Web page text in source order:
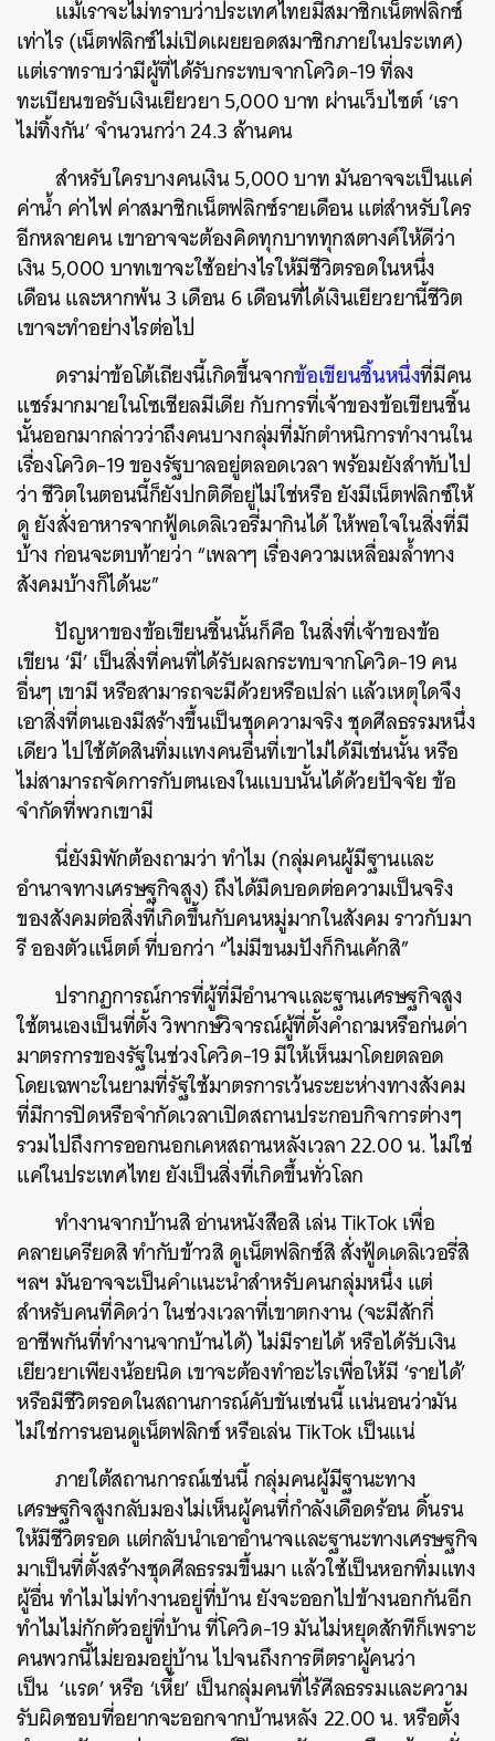
แม้เราจะไม่ทราบว่าประเทศไทยมีสมาชิกเน็ตฟลิกซ์
เท่าไร(เน็ตฟลิกซ์ไม่เปิดเผยยอดสมาชิกภายในประเทศ)
แต่เราทราบว่ามีผู้ที่ได้รับกระทบจากโควิด-19ที่ลง
ทะเบียนขอรับเงินเยียวยา5,000บาท ผ่านเว็บไซต์‘เรา
ไม่ทิ้งกัน’จำนวนกว่า24.3ล้านคน
สำหรับใครบางคนเงิน5,000บาทมันอาจจะเป็นแค่
ค่าน้ำ ค่าไฟค่าสมาชิกเน็ตฟลิกซ์รายเดือนแต่สำหรับใคร
อีกหลายคนเขาอาจจะต้องคิดทุกบาททุกสตางค์ให้ดีว่า
เงิน5,000บาทเขาจะใช้อย่างไรให้มีชีวิตรอดในหนึ่ง
เดือนและหากพ้น3เดือน 6 เดือนที่ได้เงินเยียวยานี้ชีวิต
เขาจะทำอย่างไรต่อไป
ดราม่าข้อโต้เถียงนี้เกิดขึ้นจากข้อเขียนชิ้นหนึ่งที่มีคน
แชร์มากมายในโซเชียลมีเดียกับการที่เจ้าของข้อเขียนชิ้น
นั้นออกมากล่าวว่าถึงคนบางกลุ่มที่มักตำหนิการทำงานใน
เรื่องโควิด-19ของรัฐบาลอยู่ตลอดเวลาพร้อมยังสำทับไป
ว่าชีวิตในตอนนี้ก็ยังปกติดีอยู่ไม่ใช่หรือยังมีเน็ตฟลิกซ์ให้
ดูยังสั่งอาหารจากฟู้ดเดลิเวอรี่มากินได้ให้พอใจในสิ่งที่มี
บ้าง ก่อนจะตบท้ายว่า“เพลาๆ เรื่องความเหลื่อมล้ำทาง
สังคมบ้างก็ได้นะ”
ปัญหาของข้อเขียนชิ้นนั้นก็คือในสิ่งที่เจ้าของข้อ
เขียน‘มี’เป็นสิ่งที่คนที่ได้รับผลกระทบจากโควิด-19คน
อื่นๆ เขามีหรือสามารถจะมีด้วยหรือเปล่าแล้วเหตุใดจึง
เอาสิ่งที่ตนเองมีสร้างขึ้นเป็นชุดความจริงชุดศีลธรรมหนึ่ง
เดียวไปใช้ตัดสินทิ่มแทงคนอื่นที่เขาไม่ได้มีเช่นนั้นหรือ
ไม่สามารถจัดการกับตนเองในแบบนั้นได้ด้วยปัจจัย ข้อ
จำกัดที่พวกเขามี
นี่ยังมิพักต้องถามว่าทำไม(กลุ่มคนผู้มีฐานและ
อำนาจทางเศรษฐกิจสูง)ถึงได้มืดบอดต่อความเป็นจริง
ของสังคมต่อสิ่งที่เกิดขึ้นกับคนหมู่มากในสังคมราวกับมา
รีอองตัวแน็ตต์ที่บอกว่า“ไม่มีขนมปังก็กินเค้กสิ”
ปรากฏการณ์การที่ผู้ที่มีอำนาจและฐานเศรษฐกิจสูง
ใช้ตนเองเป็นที่ตั้งวิพากษ์วิจารณ์ผู้ที่ตั้งคำถามหรือก่นด่า
มาตรการของรัฐในช่วงโควิด-19 มีให้เห็นมาโดยตลอด
โดยเฉพาะในยามที่รัฐใช้มาตรการเว้นระยะห่างทางสังคม
ที่มีการปิดหรือจำกัดเวลาเปิดสถานประกอบกิจการต่างๆ
รวมไปถึงการออกนอกเคหสถานหลังเวลา22.00น.ไม่ใช่
แค่ในประเทศไทยยังเป็นสิ่งที่เกิดขึ้นทั่วโลก
ทำงานจากบ้านสิอ่านหนังสือสิเล่นTikTokเพื่อ
คลายเครียดสิทำกับข้าวสิดูเน็ตฟลิกซ์สิสั่งฟู้ดเดลิเวอรี่สิ
ฯลฯ มันอาจจะเป็นคำแนะนำสำหรับคนกลุ่มหนึ่งแต่
สำหรับคนที่คิดว่าในช่วงเวลาที่เขาตกงาน(จะมีสักกี่
อาชีพกันที่ทำงานจากบ้านได้)ไม่มีรายได้หรือได้รับเงิน
เยียวยาเพียงน้อยนิดเขาจะต้องทำอะไรเพื่อให้มี‘รายได้’
หรือมีชีวิตรอดในสถานการณ์คับขันเช่นนี้แน่นอนว่ามัน
ไม่ใช่การนอนดูเน็ตฟลิกซ์หรือเล่นTikTokเป็นแน่
ภายใต้สถานการณ์เช่นนี้กลุ่มคนผู้มีฐานะทาง
เศรษฐกิจสูงกลับมองไม่เห็นผู้คนที่กำลังเดือดร้อนดิ้นรน
ให้มีชีวิตรอด แต่กลับนำเอาอำนาจและฐานะทางเศรษฐกิจ
มาเป็นที่ตั้งสร้างชุดศีลธรรมขึ้นมาแล้วใช้เป็นหอกทิ่มแทง
ผู้อื่นทำไมไม่ทำงานอยู่ที่บ้านยังจะออกไปข้างนอกกันอีก
ทำไมไม่กักตัวอยู่ที่บ้านที่โควิด-19มันไม่หยุดสักทีก็เพราะ
คนพวกนี้ไม่ยอมอยู่บ้านไปจนถึงการตีตราผู้คนว่า
เป็น ‘แรด’หรือ ‘เหี้ย’ เป็นกลุ่มคนที่ไร้ศีลธรรมและความ
รับผิดชอบที่อยากจะออกจากบ้านหลัง 22.00น.หรือตั้ง